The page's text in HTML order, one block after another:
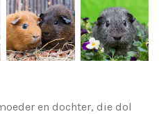
en dochter, die dol